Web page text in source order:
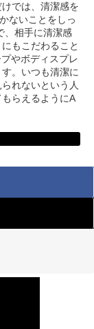
では、清潔感を
ないことをしっ
、相手に清潔感
もこだわること
やボディスプレ
。いつも清潔に
れないという人
らえるようにA